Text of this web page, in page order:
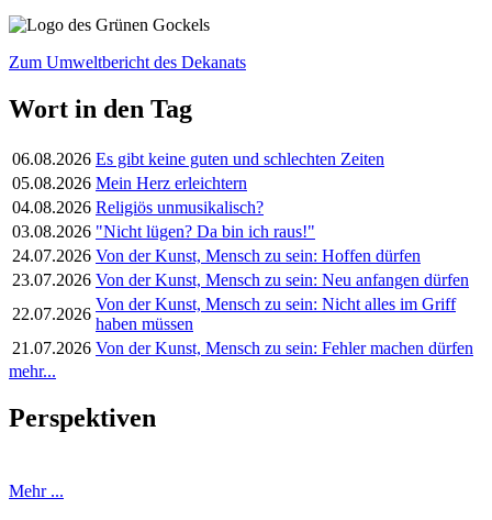
Zum Umweltbericht des Dekanats
Wort in den Tag
06.08.2026 Es gibt keine guten und schlechten Zeiten
05.08.2026 Mein Herz erleichtern
04.08.2026 Religiös unmusikalisch?
03.08.2026 "Nicht lügen? Da bin ich raus!"
24.07.2026 Von der Kunst, Mensch zu sein: Hoffen dürfen
23.07.2026 Von der Kunst, Mensch zu sein: Neu anfangen dürfen
22.07.2026
Von der Kunst, Mensch zu sein: Nicht alles im Griff
haben müssen
21.07.2026 Von der Kunst, Mensch zu sein: Fehler machen dürfen
mehr...
Perspektiven
Mehr ...